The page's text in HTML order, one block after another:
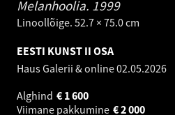
Melanhoolia. 1999
Linoollõige. 52.7 × 75.0 cm
EESTI KUNST II OSA
Haus Galerii & online02.05.2026
Alghind
1 600
€
Viimane pakkumine
2 000
€